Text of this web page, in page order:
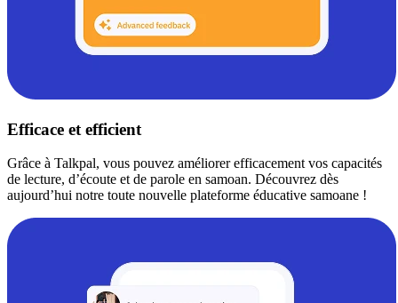
Efficace et efficient
Grâce à Talkpal, vous pouvez améliorer efficacement vos capacités
de lecture, d’écoute et de parole en samoan. Découvrez dès
aujourd’hui notre toute nouvelle plateforme éducative samoane !